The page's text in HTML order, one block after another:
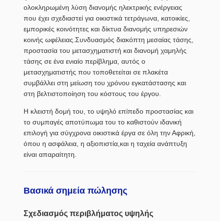
ολοκληρωμένη λύση διανομής ηλεκτρικής ενέργειας
που έχει σχεδιαστεί για οικιστικά τετράγωνα, κατοικίες,
εμπορικές κοινότητες και δίκτυα διανομής υπηρεσιών
κοινής ωφέλειας.Συνδυασμός διακόπτη μεσαίας τάσης,
προστασία του μετασχηματιστή και διανομή χαμηλής
τάσης σε ένα ενιαίο περίβλημα, αυτός ο
μετασχηματιστής που τοποθετείται σε πλακέτα
συμβάλλει στη μείωση του χρόνου εγκατάστασης και
στη βελτιστοποίηση του κόστους του έργου.
Η κλειστή δομή του, το υψηλό επίπεδο προστασίας και
το συμπαγές αποτύπωμα του το καθιστούν ιδανική
επιλογή για σύγχρονα οικιστικά έργα σε όλη την Αφρική,
όπου η ασφάλεια, η αξιοπιστία,και η ταχεία ανάπτυξη
είναι απαραίτητη.
Βασικά σημεία πώλησης
Σχεδιασμός περιβλήματος υψηλής